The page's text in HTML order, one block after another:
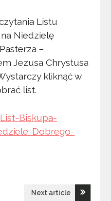
Listu
Niedzielę
–
Jezusa Chrystusa
kliknąć w
list.
List-Biskupa-
Dobrego-
Next article